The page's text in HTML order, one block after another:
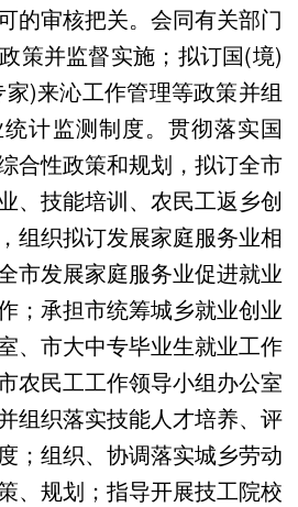
的审核把关。会同有关部门
策并监督实施；拟订国(境)
)来沁工作管理等政策并组
计监测制度。贯彻落实国
合性政策和规划，拟订全市
、技能培训、农民工返乡创
组织拟订发展家庭服务业相
市发展家庭服务业促进就业
；承担市统筹城乡就业创业
、市大中专毕业生就业工作
农民工工作领导小组办公室
组织落实技能人才培养、评
；组织、协调落实城乡劳动
、规划；指导开展技工院校